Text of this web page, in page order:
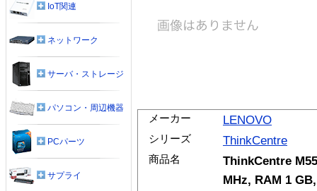
メーカー LENOVO
シリーズ ThinkCentre
商品名
ThinkCentre
MHz, RAM 1
IoT関連
ネットワーク
サーバ・ストレージ
パソコン・周辺機器
PCパーツ
サプライ